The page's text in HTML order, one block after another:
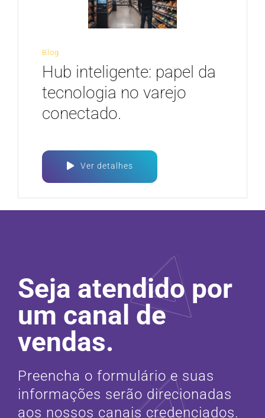
Blog
Hub inteligente: papel da
tecnologia no varejo
conectado.
Ver detalhes
Seja atendido por
um canal de
vendas.
Preencha o formulário e suas
informações serão direcionadas
aos nossos canais credenciados.